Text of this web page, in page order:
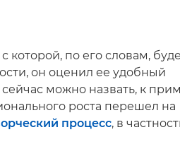
которой, по его словам,
он оценил ее удобный
можно назвать, к
роста перешел на
процесс, в